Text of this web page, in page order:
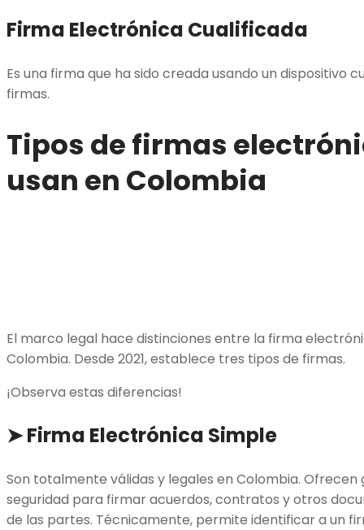
Firma Electrónica Cualificada
Es una firma que ha sido creada usando un dispositivo
firmas.
Tipos de firmas
usan en Colombia
El marco legal hace distinciones entre la firma
Colombia. Desde 2021, establece tres tipos de firmas.
¡Observa estas diferencias!
➤Firma Electrónica Simple
Son totalmente válidas y legales en Colombia.
seguridad para firmar acuerdos, contratos y otros
de las partes. Técnicamente, permite identificar a un